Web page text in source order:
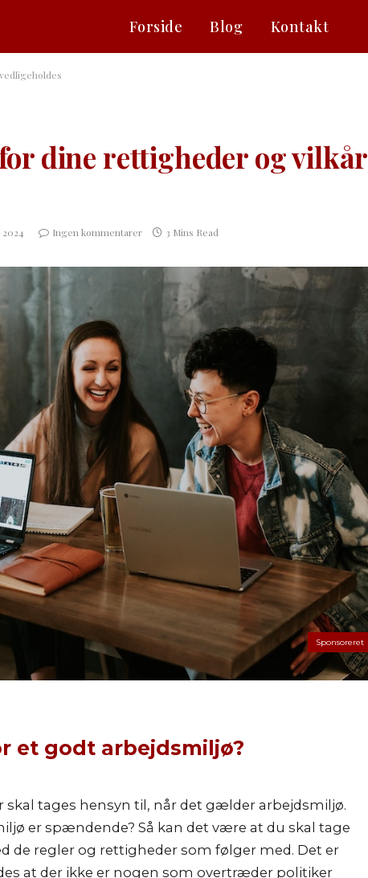
Forside Blog Kontakt
dine rettigheder og vilkår
2024 Ingen kommentarer 3 Mins Read
et godt arbejdsmiljø?
skal tages hensyn til, når det gælder arbejdsmiljø.
er spændende? Så kan det være at du skal tage
de regler og rettigheder som følger med. Det er
at der ikke er nogen som overtræder politiker